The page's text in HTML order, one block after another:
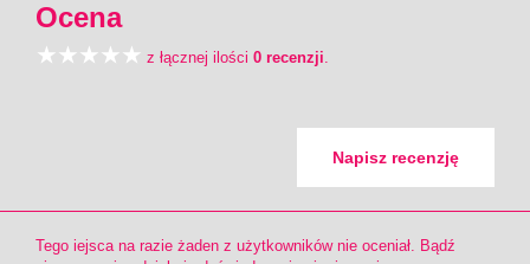
Ocena
z łącznej ilości 0 recenzji.
Napisz recenzję
Tego iejsca na razie żaden z użytkowników nie oceniał. Bądź